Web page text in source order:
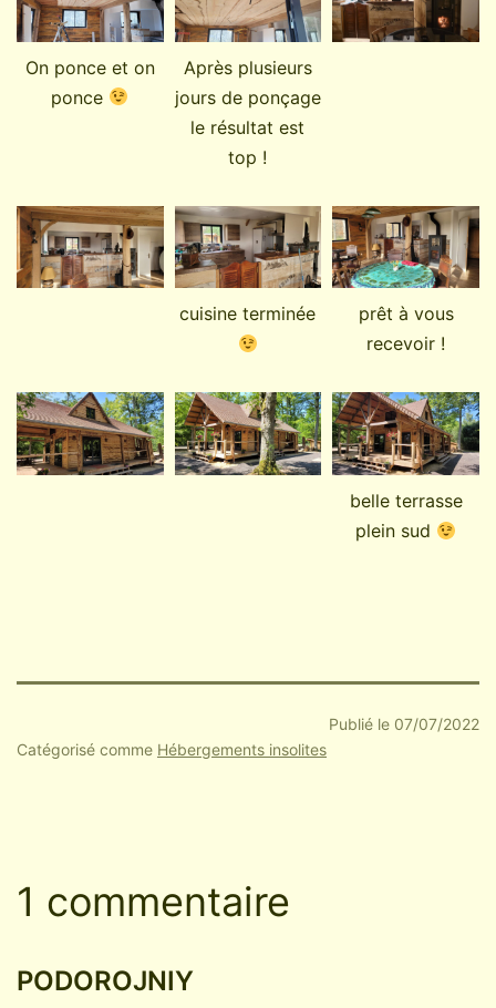
On ponce et on
ponce
Après plusieurs
jours de ponçage
le résultat est
top !
cuisine terminée
prêt à vous
recevoir !
belle terrasse
plein sud
Publié le 07/07/2022
Catégorisé comme Hébergements insolites
1 commentaire
PODOROJNIY